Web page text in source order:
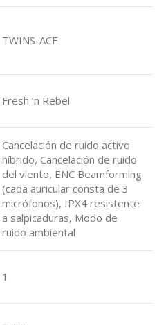
‎TWINS-ACE
‎Fresh ‘n Rebel
‎Cancelación de ruido activo
híbrido, Cancelación de ruido
del viento, ENC Beamforming
(cada auricular consta de 3
micrófonos), IPX4 resistente
a salpicaduras, Modo de
ruido ambiental
‎1